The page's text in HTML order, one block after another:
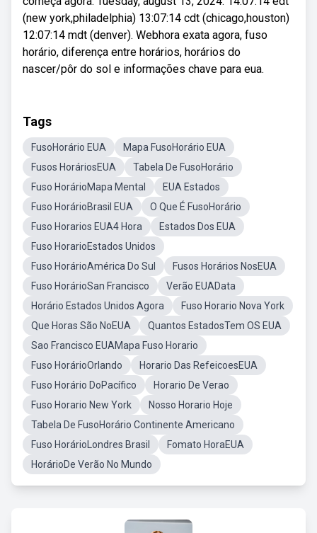
(new york,philadelphia) 13:07:14 cdt (chicago,houston)
12:07:14 mdt (denver). Webhora exata agora, fuso
horário, diferença entre horários, horários do
nascer/pôr do sol e informações chave para eua.
Tags
FusoHorário EUA
Mapa FusoHorário EUA
Fusos HoráriosEUA
Tabela De FusoHorário
Fuso HorárioMapa Mental
EUA Estados
Fuso HorárioBrasil EUA
O Que É FusoHorário
Fuso Horarios EUA4 Hora
Estados Dos EUA
Fuso HorarioEstados Unidos
Fuso HorárioAmérica Do Sul
Fusos Horários NosEUA
Fuso HorárioSan Francisco
Verão EUAData
Horário Estados Unidos Agora
Fuso Horario Nova York
Que Horas São NoEUA
Quantos EstadosTem OS EUA
Sao Francisco EUAMapa Fuso Horario
Fuso HorárioOrlando
Horario Das RefeicoesEUA
Fuso Horário DoPacífico
Horario De Verao
Fuso Horario New York
Nosso Horario Hoje
Tabela De FusoHorário Continente Americano
Fuso HorárioLondres Brasil
Fomato HoraEUA
HorárioDe Verão No Mundo